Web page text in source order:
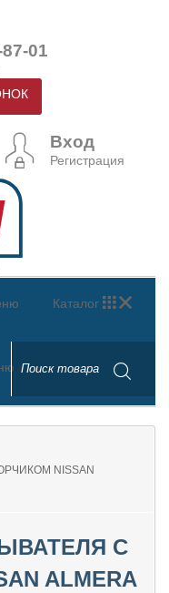
01
Вход
Регистрация
Каталог
NISSAN
С
ALMERA